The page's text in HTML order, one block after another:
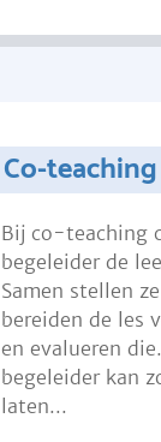
Co-teaching
Bij co-teaching
begeleider de
Samen stellen
bereiden de les
en evalueren
begeleider kan
laten...